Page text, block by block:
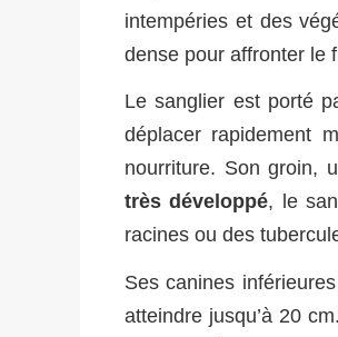
intempéries et des
dense pour affronter le
Le sanglier est porté
déplacer rapidement
nourriture. Son groin,
très développé, le
racines ou des
Ses canines
atteindre jusqu’à 20